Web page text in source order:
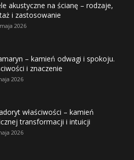
akustyczne na ścianę – rodzaje,
i zastosowanie
2026
– kamień odwagi i spokoju.
i znaczenie
2026
właściwości – kamień
transformacji i intuicji
2026